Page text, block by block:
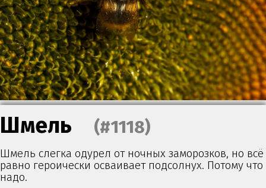
Шмель (#1118)
Шмель слегка одурел от ночных заморозков, но всё
равно героически осваивает подсолнух. Потому что
надо.